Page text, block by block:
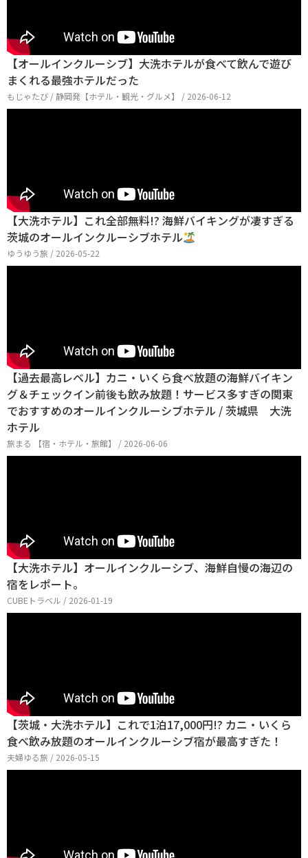
【オールインクルーシブ】大洗ホテルが食べて飲んで遊び
まくれる最強ホテルだった
もじゃたび / 静岡発【ホテル・観光・グルメ】 / 2026-06-12
【大洗ホテル】これ全部無料!? 海鮮バイキングが凄すぎる
茨城のオールインクルーシブホテル
ゆうゆう旅 / 2026-05-22
【過去最高レベル】カニ・いくら食べ放題の海鮮バイキン
グ＆チェックイン前後も飲み放題！サービス多すぎの関東
でおすすめのオールインクルーシブホテル / 茨城県 大洗
ホテル
旅まる 【宿・ホテル・旅館】 / 2026-06-06
【大洗ホテル】オールインクルーシブ、海鮮自慢の海辺の
宿をレポート。
CUBEトラベル / 2026-01-19
【茨城・大洗ホテル】これで1泊17,000円!? カニ・いくら
食べ飲み放題のオールインクルーシブ宿が最高すぎた！
夫婦ゆる旅 / 2026-05-15